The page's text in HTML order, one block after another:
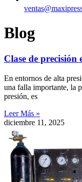
Blog
Clase de
En entornos de alta
una falla importante, la
presión, es
Leer Más »
diciembre 11, 2025